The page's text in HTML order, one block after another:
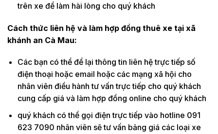
trên xe để làm hài lòng cho quý khách
Cách thức liên hệ và làm hợp đồng thuê xe tại xã
khánh an Cà Mau:
Các bạn có thể để lại thông tin liên hệ trực tiếp số
điện thoại hoặc email hoặc các mạng xã hội cho
nhân viên điều hành tư vấn trực tiếp cho quý khách
cung cấp giá và làm hợp đồng online cho quý khách
quý khách có thể gọi điện trực tiếp vào hotline 091
623 7090 nhân viên sẽ tư vấn bảng giá các loại xe